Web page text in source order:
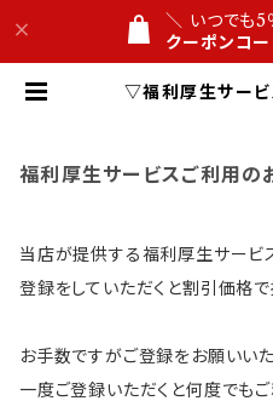
＼ いつでも
クーポンコ
▽福利厚生サービス | 【公式】
福利厚生サービスご利用の
当店が提供する福利厚生サービ
登録をしていただくと割引価格
お手数ですがご登録をお願いいた
一度ご登録いただくと何度でもご